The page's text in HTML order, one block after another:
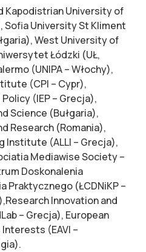
Kapodistrian University of
Sofia University St Kliment
West University of
Łódzki (UŁ,
(UNIPA – Włochy),
(CPI – Cypr),
(IEP – Grecja),
Science (Bułgaria),
Research (Romania),
Institute (ALLI – Grecja),
Mediawise Society –
Doskonalenia
Praktycznego (ŁCDNiKP –
Innovation and
– Grecja), European
(EAVI –